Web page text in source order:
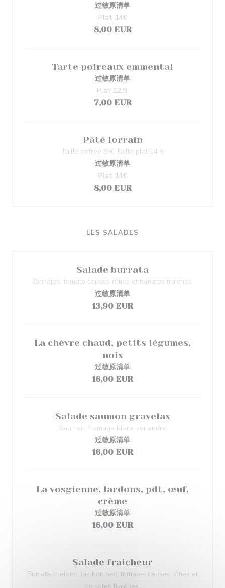
过敏原清单
8,00 EUR
Plat 14€
Tarte poireaux emmental
过敏原清单
7,00 EUR
Plat 12,9.
Pâté lorrain
Taille entrée 8 € Taille plat 14 €
过敏原清单
8,00 EUR
Plat 14€
LES SALADES
Salade burrata
Burratas, tomate cerises rôties et tomates fraiches
过敏原清单
13,90 EUR
La chèvre chaud, petits légumes,
noix
过敏原清单
16,00 EUR
Salade saumon gravelax
Saumon, fromage blanc coriandre
过敏原清单
16,00 EUR
La vosgienne, lardons, pdt, œuf,
crème
过敏原清单
16,00 EUR
Salade fraicheur
Burrata, melons, jambon sec, tomates cerises rôties et